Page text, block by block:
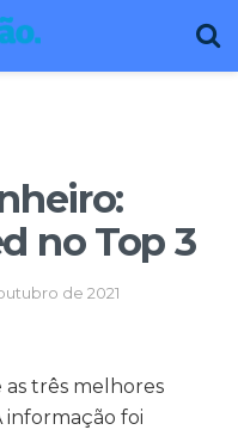
no Top 3
de 2021
três melhores
informação foi